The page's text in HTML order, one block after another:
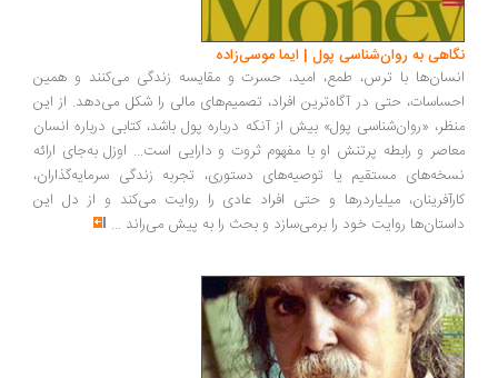
به روان‌شناسی پول | ایما موسی‌زاده
با ترس، طمع، امید، حسرت و مقایسه زندگی می‌کنند و همین
حتی در آگاه‌ترین افراد، تصمیم‌های مالی را شکل می‌دهد. از این
«روان‌شناسی پول» بیش از آنکه درباره پول باشد، کتابی درباره انسان
و رابطه پرتنش او با مفهوم ثروت و دارایی است... اوزل به‌جای ارائه
مستقیم یا توصیه‌های دستوری، تجربه زندگی سرمایه‌گذاران،
میلیاردرها و حتی افراد عادی را روایت می‌کند و از دل این
روایت خود را برمی‌سازد و بحث را به پیش می‌راند ...